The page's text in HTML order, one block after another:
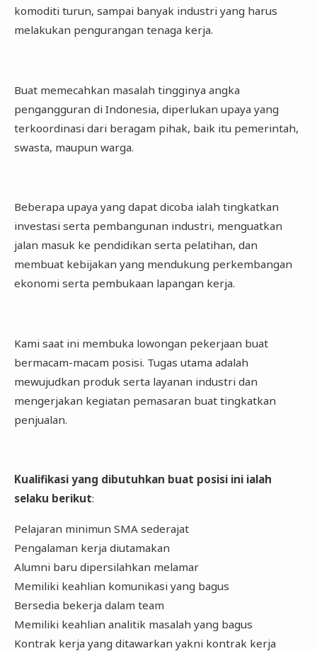
komoditi turun, sampai banyak industri yang harus
melakukan pengurangan tenaga kerja.
Buat memecahkan masalah tingginya angka
pengangguran di Indonesia, diperlukan upaya yang
terkoordinasi dari beragam pihak, baik itu pemerintah,
swasta, maupun warga.
Beberapa upaya yang dapat dicoba ialah tingkatkan
investasi serta pembangunan industri, menguatkan
jalan masuk ke pendidikan serta pelatihan, dan
membuat kebijakan yang mendukung perkembangan
ekonomi serta pembukaan lapangan kerja.
Kami saat ini membuka lowongan pekerjaan buat
bermacam-macam posisi. Tugas utama adalah
mewujudkan produk serta layanan industri dan
mengerjakan kegiatan pemasaran buat tingkatkan
penjualan.
Kualifikasi yang dibutuhkan buat posisi ini ialah
selaku berikut:
Pelajaran minimun SMA sederajat
Pengalaman kerja diutamakan
Alumni baru dipersilahkan melamar
Memiliki keahlian komunikasi yang bagus
Bersedia bekerja dalam team
Memiliki keahlian analitik masalah yang bagus
Kontrak kerja yang ditawarkan yakni kontrak kerja